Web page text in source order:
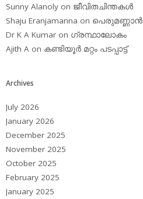
Sunny Alanoly on ജീവിതചിന്തകള്‍
Shaju Eranjamanna on പെരുമണ്ണാന്‍
Dr K A Kumar on ഗ്രന്ഥാലോകം
Ajith A on കണ്ടിയൂര്‍ മറ്റം പടപ്പാട്ട്‌
Archives
July 2026
January 2026
December 2025
November 2025
October 2025
February 2025
January 2025